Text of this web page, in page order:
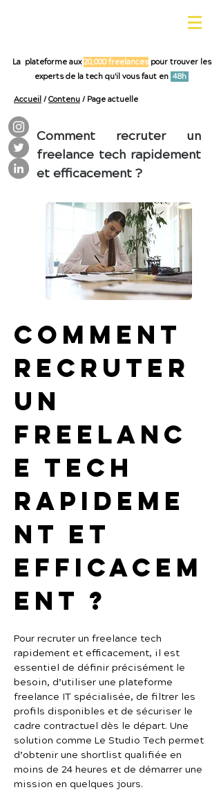
La plateforme aux20,000 freelancespour trouver les
experts de la tech qu'il vous faut en 48h
Accueil / Contenu / Page actuelle
Comment recruter un
freelance tech rapidement
et efficacement ?
Comment
recruter
un
freelanc
e tech
rapideme
nt et
efficacem
ent ?
Pour recruter un freelance tech
rapidement et efficacement, il est
essentiel de définir précisément le
besoin, d’utiliser une plateforme
freelance IT spécialisée, de filtrer les
profils disponibles et de sécuriser le
cadre contractuel dès le départ. Une
solution comme Le Studio Tech permet
d’obtenir une shortlist qualifiée en
moins de 24 heures et de démarrer une
mission en quelques jours.